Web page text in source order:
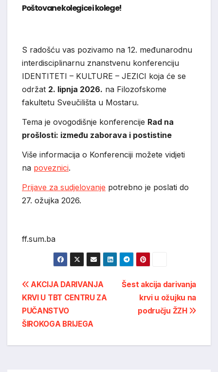
Poštovane kolegice i kolege!
S radošću vas pozivamo na 12. međunarodnu
interdisciplinarnu znanstvenu konferenciju
IDENTITETI – KULTURE – JEZICI koja će se
održat 2. lipnja 2026. na Filozofskome
fakultetu Sveučilišta u Mostaru.
Tema je ovogodišnje konferencije Rad na
prošlosti: između zaborava i postistine
Više informacija o Konferenciji možete vidjeti
na poveznici.
Prijave za sudjelovanje potrebno je poslati do
27. ožujka 2026.
ff.sum.ba
Post
navigation
Šest akcija darivanja
krvi u ožujku na
području ŽZH
AKCIJA DARIVANJA
KRVI U TBT CENTRU ZA
PUČANSTVO
ŠIROKOGA BRIJEGA